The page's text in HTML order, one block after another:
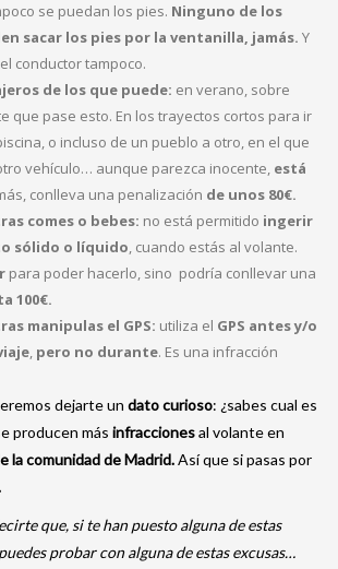
se puedan los pies. Ninguno de los
sacar los pies por la ventanilla, jamás. Y
conductor tampoco.
de los que puede: en verano, sobre
que pase esto. En los trayectos cortos para ir
o incluso de un pueblo a otro, en el que
vehículo… aunque parezca inocente, está
conlleva una penalización de unos 80€.
comes o bebes: no está permitido ingerir
sólido o líquido, cuando estás al volante.
para poder hacerlo, sino podría conllevar una
100€.
manipulas el GPS: utiliza el GPS antes y/o
, pero no durante. Es una infracción
dejarte un dato curioso: ¿sabes cual es
producen más infraccionesal volante en
la comunidad de Madrid.Así que si pasas por
que, si te han puesto alguna de estas
probar con alguna de estas excusas…